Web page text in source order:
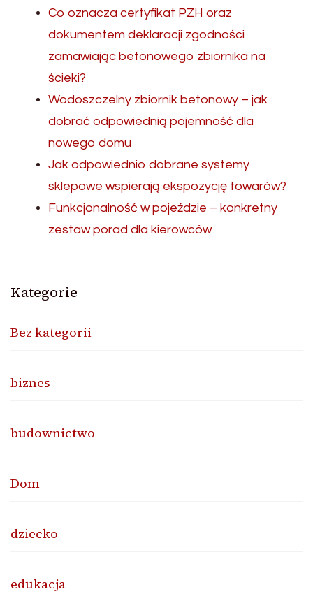
Co oznacza certyfikat PZH oraz
dokumentem deklaracji zgodności
zamawiając betonowego zbiornika na
ścieki?
Wodoszczelny zbiornik betonowy – jak
dobrać odpowiednią pojemność dla
nowego domu
Jak odpowiednio dobrane systemy
sklepowe wspierają ekspozycję towarów?
Funkcjonalność w pojeździe – konkretny
zestaw porad dla kierowców
Kategorie
Bez kategorii
biznes
budownictwo
Dom
dziecko
edukacja